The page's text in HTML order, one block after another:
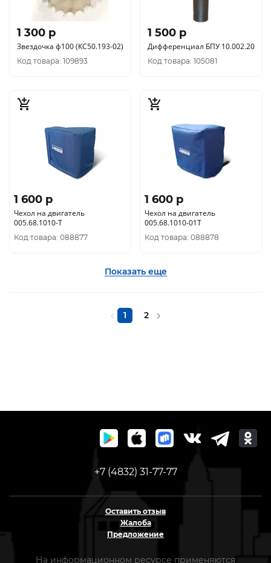
1 300 p
Звездочка ф100 (КС50.193-02)
Код товара: 109893
1 500 p
Дифференциал БПУ 10.002.20
Код товара: 105081
1 600 p
Чехол на двигатель
005.68.1010-Т
Код товара: 088877
1 600 p
Чехол на двигатель
005.68.1010-01Т
Код товара: 088878
Показать еще
1 2
+7 (4832) 31-77-77
Оставить отзыв
Жалоба
Предложение
На информационном ресурсе применяются